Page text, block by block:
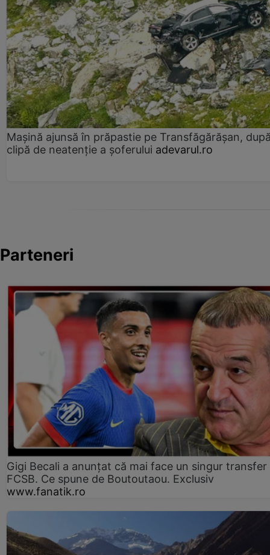
Mașină ajunsă în prăpastie pe Transfăgărășan,
clipă de neatenție a șoferului adevarul.ro
Parteneri
Gigi Becali a anunțat că mai face un singur transfer
FCSB. Ce spune de Boutoutaou. Exclusiv
www.fanatik.ro